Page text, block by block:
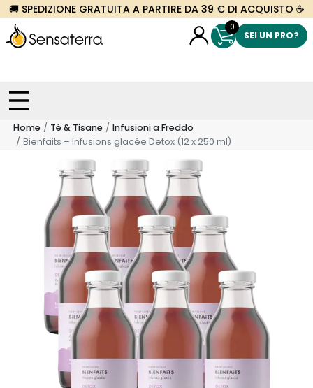
🚚 SPEDIZIONE GRATUITA A PARTIRE DA 39 € DI ACQUISTO ☕
0
SEI UN PRO?
Home Tè & Tisane
Infusioni a Freddo
Bienfaits – Infusions glacée Detox (12 x 250 ml)